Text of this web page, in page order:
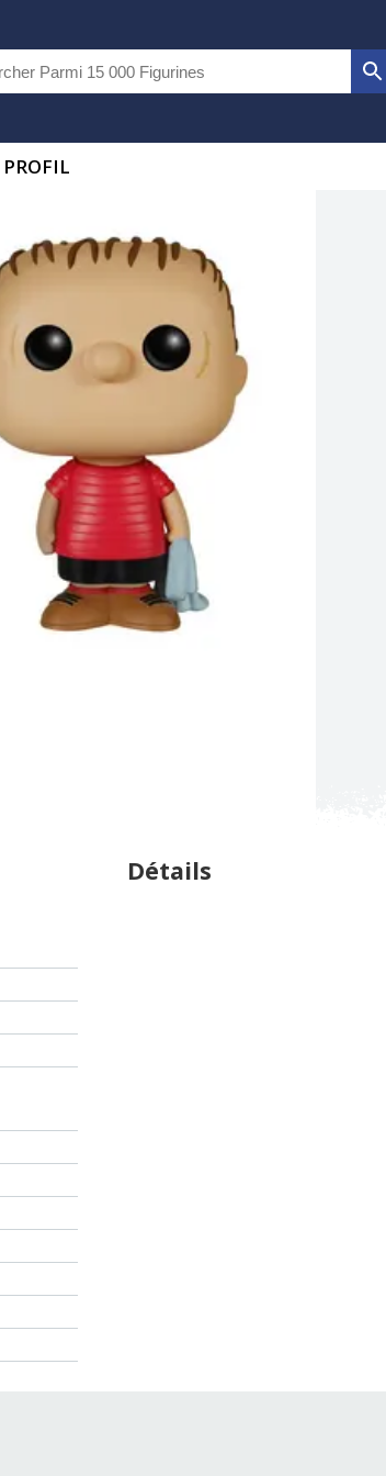
PROFIL
Détails